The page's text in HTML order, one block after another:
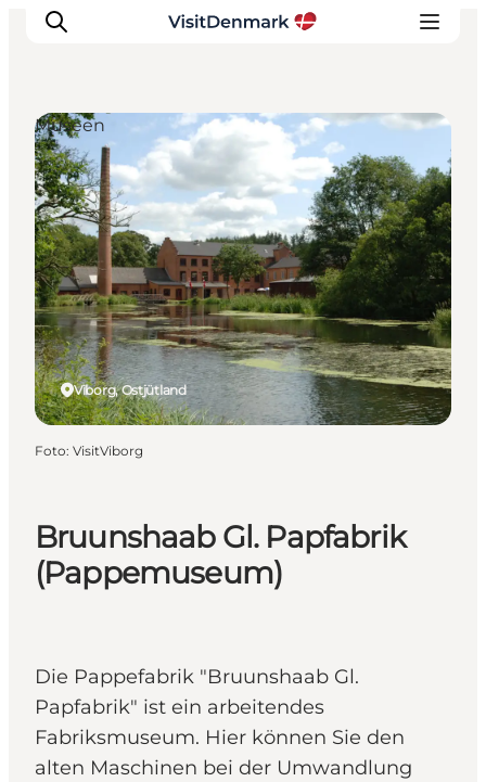
Inspiration
Regionen
Erlebnisse
Unterkünfte
Reiseplanung
Bruunshaab Gl. Papfabrik
(Pappemuseum)
Die Pappefabrik "Bruunshaab Gl.
Papfabrik" ist ein arbeitendes
Fabriksmuseum. Hier können Sie den
alten Maschinen bei der Umwandlung
Viborg, Ostjütland
Museen
Foto: VisitViborg